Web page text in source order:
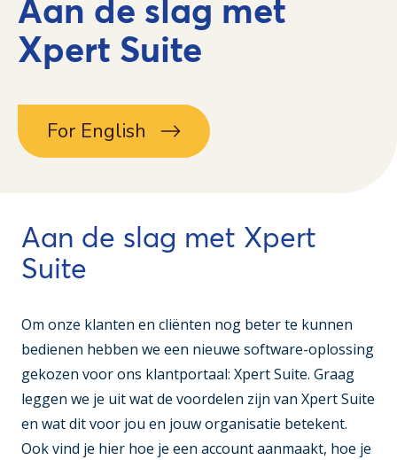
Aan de slag met
Xpert Suite
For English
Aan de slag met Xpert
Suite
Om onze klanten en cliënten nog beter te kunnen
bedienen hebben we een nieuwe software-oplossing
gekozen voor ons klantportaal: Xpert Suite. Graag
leggen we je uit wat de voordelen zijn van Xpert Suite
en wat dit voor jou en jouw organisatie betekent.
Ook vind je hier hoe je een account aanmaakt, hoe je